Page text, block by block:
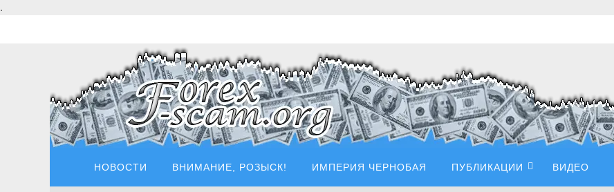
.
НОВОСТИ ВНИМАНИЕ, РОЗЫСК! ИМПЕРИЯ ЧЕРНОБАЯ ПУБЛИКАЦИИ ВИДЕО